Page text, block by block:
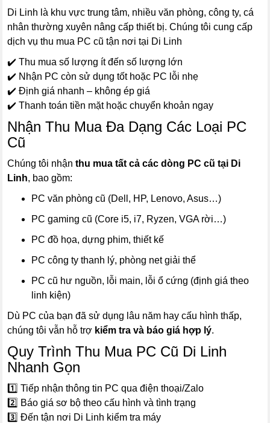
Di Linh là khu vực trung tâm, nhiều văn phòng, công ty, cá
nhân thường xuyên nâng cấp thiết bị. Chúng tôi cung cấp
dịch vụ thu mua PC cũ tận nơi tại Di Linh
✔️ Thu mua số lượng ít đến số lượng lớn
✔️ Nhận PC còn sử dụng tốt hoặc PC lỗi nhẹ
✔️ Định giá nhanh – không ép giá
✔️ Thanh toán tiền mặt hoặc chuyển khoản ngay
Nhận Thu Mua Đa Dạng Các Loại PC
Cũ
Chúng tôi nhậnthu mua tất cả các dòng PC cũ tại Di
Linh, bao gồm:
PC văn phòng cũ (Dell, HP, Lenovo, Asus…)
PC gaming cũ (Core i5, i7, Ryzen, VGA rời…)
PC đồ họa, dựng phim, thiết kế
PC công ty thanh lý, phòng net giải thể
PC cũ hư nguồn, lỗi main, lỗi ổ cứng (định giá theo
linh kiện)
Dù PC của bạn đã sử dụng lâu năm hay cấu hình thấp,
chúng tôi vẫn hỗ trợ kiểm tra và báo giá hợp lý.
Quy Trình Thu Mua PC Cũ Di Linh
Nhanh Gọn
1️⃣ Tiếp nhận thông tin PC qua điện thoại/Zalo
2️⃣ Báo giá sơ bộ theo cấu hình và tình trạng
3️⃣ Đến tận nơi Di Linh kiểm tra máy